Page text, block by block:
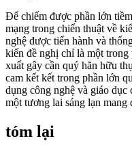
Để chiếm được phần lớn
mạng trong chiến thuật về
nghệ được tiến hành và
kiến đề nghị chỉ là một
xuất gây cần quý hãn hữu
cam kết kết trong phần lớn
dụng công nghệ và giáo dục
một tương lai sáng lạn
tóm lại